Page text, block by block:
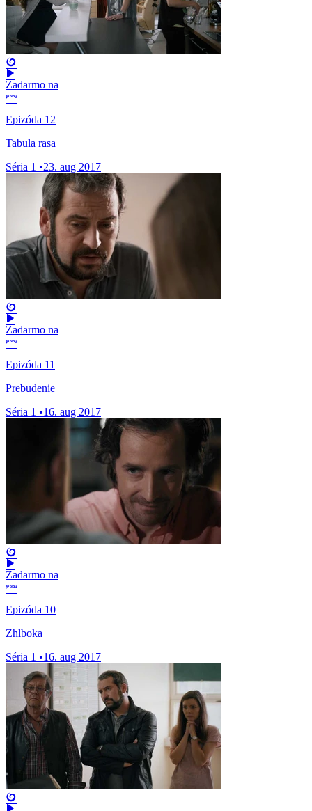
Zadarmo na
Epizóda 12
Tabula rasa
Séria 1 •23. aug 2017
Zadarmo na
Epizóda 11
Prebudenie
Séria 1 •16. aug 2017
Zadarmo na
Epizóda 10
Zhlboka
Séria 1 •16. aug 2017